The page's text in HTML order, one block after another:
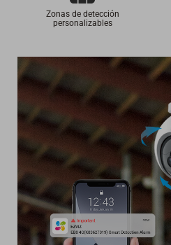
Zonas de detección
personalizables